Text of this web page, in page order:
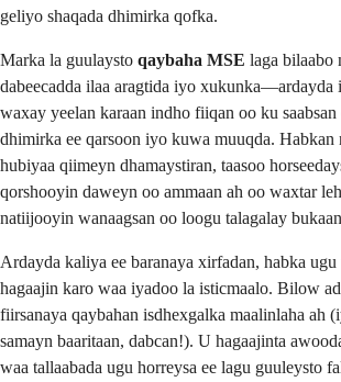
geliyo shaqada dhimirka qofka.
Marka la guulaysto qaybaha MSE laga bilaabo
dabeecadda ilaa aragtida iyo xukunka—ardayda
waxay yeelan karaan indho fiiqan oo ku saabsan
dhimirka ee qarsoon iyo kuwa muuqda. Habkan
hubiyaa qiimeyn dhamaystiran, taasoo
qorshooyin daweyn oo ammaan ah oo waxtar
natiijooyin wanaagsan oo loogu talagalay
Ardayda kaliya ee baranaya xirfadan, habka ugu
hagaajin karo waa iyadoo la isticmaalo. Bilow
fiirsanaya qaybahan isdhexgalka maalinlaha ah
samayn baaritaan, dabcan!). U hagaajinta
waa tallaabada ugu horreysa ee lagu guuleysto